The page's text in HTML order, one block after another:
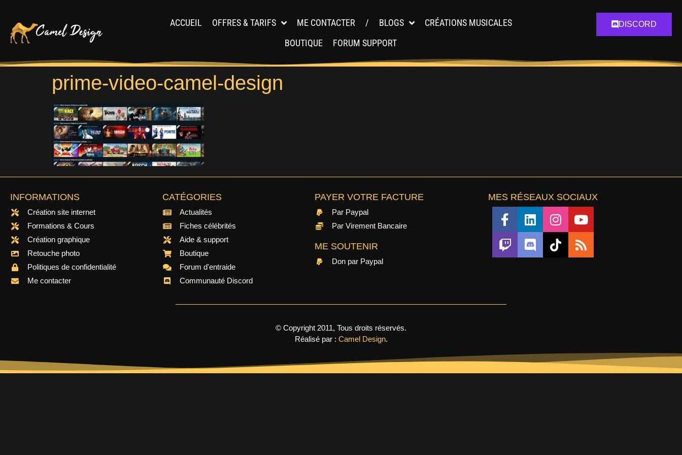
ACCUEIL OFFRES & TARIFS ME CONTACTER / BLOGS
CRÉATIONS MUSICALES
BOUTIQUE
FORUM SUPPORT
DISCORD
prime-video-camel-design
INFORMATIONS
Création site internet
Formations & Cours
Création graphique
Retouche photo
Politiques de confidentialité
Me contacter
CATÉGORIES
Actualités
Fiches célébrités
Aide & support
Boutique
Forum d'entraide
Communauté Discord
PAYER VOTRE FACTURE
Par Paypal
Par Virement Bancaire
ME SOUTENIR
Don par Paypal
MES RÉSEAUX SOCIAUX
© Copyright 2011, Tous droits réservés.
Réalisé par : Camel Design.